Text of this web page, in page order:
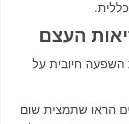
העצם
השפעה חיובית על
הראו שתמצית שום